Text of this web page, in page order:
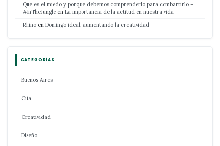
Que es el miedo y porque debemos comprenderlo para combartirlo –
#InTheJungle en La importancia de la actitud en nuestra vida
Rhino en Domingo ideal, aumentando la creatividad
CATEGORÍAS
Buenos Aires
Cita
Creatividad
Diseño